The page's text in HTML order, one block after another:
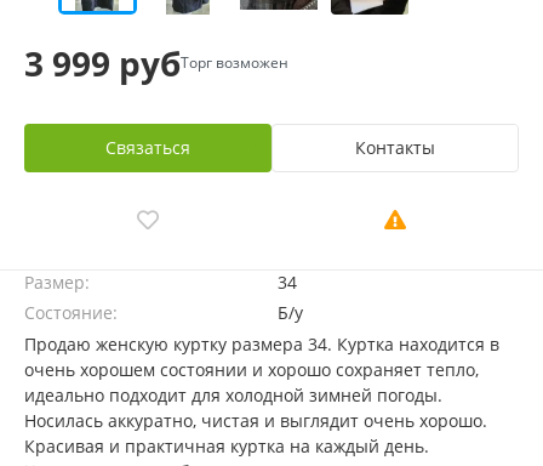
3 999 рубТорг возможен
Связаться Контакты
Размер:
34
Состояние:
Б/у
Продаю женскую куртку размера 34. Куртка находится в
очень хорошем состоянии и хорошо сохраняет тепло,
идеально подходит для холодной зимней погоды.
Носилась аккуратно, чистая и выглядит очень хорошо.
Красивая и практичная куртка на каждый день.